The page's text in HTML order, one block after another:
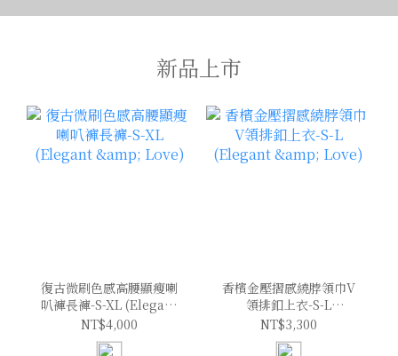
新品上市
復古微刷色感高腰顯瘦喇
叭褲長褲-S-XL (Elegant
& Love)
NT$4,000
香檳金壓摺感繞脖領巾V
領排釦上衣-S-L
(Elegant & Love)
NT$3,300